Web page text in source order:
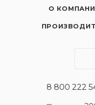
О
8 800 222